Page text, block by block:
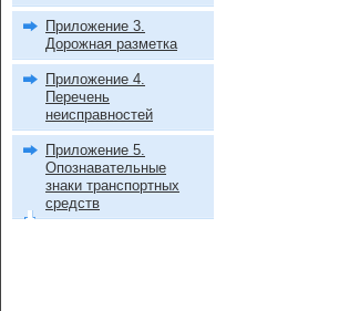
Приложение 3.
Дорожная разметка
Приложение 4.
Перечень
неисправностей
Приложение 5.
Опознавательные
знаки транспортных
средств